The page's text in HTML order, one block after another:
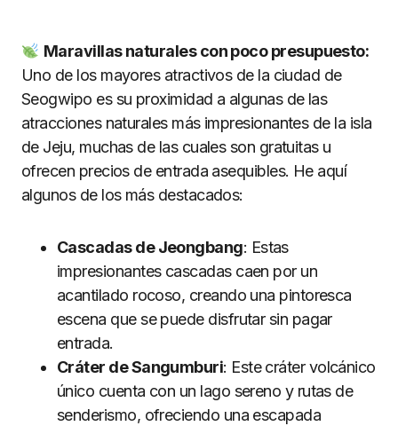
Maravillas naturales con poco presupuesto:
Uno de los mayores atractivos de la ciudad de
Seogwipo es su proximidad a algunas de las
atracciones naturales más impresionantes de la isla
de Jeju, muchas de las cuales son gratuitas u
ofrecen precios de entrada asequibles. He aquí
algunos de los más destacados:
Cascadas de Jeongbang: Estas
impresionantes cascadas caen por un
acantilado rocoso, creando una pintoresca
escena que se puede disfrutar sin pagar
entrada.
Cráter de Sangumburi: Este cráter volcánico
único cuenta con un lago sereno y rutas de
senderismo, ofreciendo una escapada